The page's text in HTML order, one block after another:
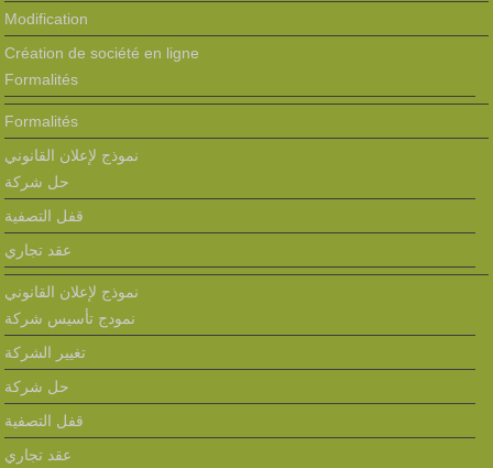
Modification
Création de société en ligne
Formalités
Formalités
نموذج لإعلان القانوني
حل شركة
قفل التصفية
عقد تجاري
نموذج لإعلان القانوني
نمودج تأسيس شركة
تغيير الشركة
حل شركة
قفل التصفية
عقد تجاري